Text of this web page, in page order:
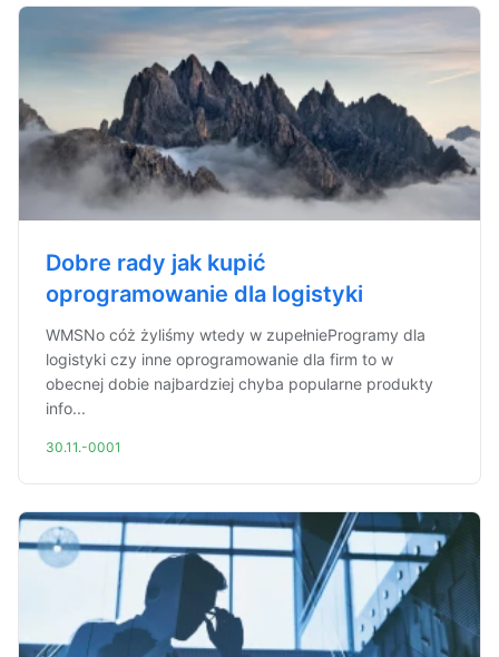
Dobre rady jak kupić
oprogramowanie dla logistyki
WMSNo cóż żyliśmy wtedy w zupełnieProgramy dla
logistyki czy inne oprogramowanie dla firm to w
obecnej dobie najbardziej chyba popularne produkty
info...
30.11.-0001